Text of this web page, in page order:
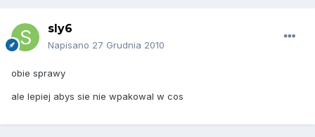
sly6
Napisano 27 Grudnia 2010
obie sprawy
ale lepiej abys sie nie wpakowal w cos